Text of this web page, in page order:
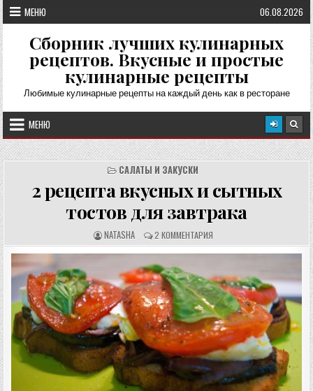
Перейти
к
содержимому
МЕНЮ 06.08.2026
Сборник лучших кулинарных
рецептов. Вкусные и простые
кулинарные рецепты
Любимые кулинарные рецепты на каждый день как в ресторане
МЕНЮ
САЛАТЫ И ЗАКУСКИ
2 рецепта вкусных и сытных
тостов для завтрака
А
В
Т
Е
Ц
Е
П
Т
А
:
NATASHA О
Т
З
В
Ы
:
2 КОММЕНТАРИЯ